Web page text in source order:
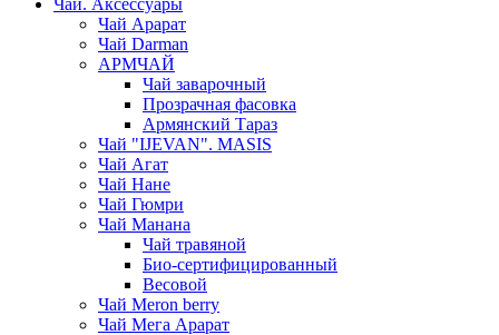
Чай. Аксессуары
Чай Арарат
Чай Darman
АРМЧАЙ
Чай заварочный
Прозрачная фасовка
Армянский Тараз
Чай "IJEVAN". MASIS
Чай Агат
Чай Нане
Чай Гюмри
Чай Манана
Чай травяной
Био-сертифицированный
Весовой
Чай Meron berry
Чай Мега Арарат